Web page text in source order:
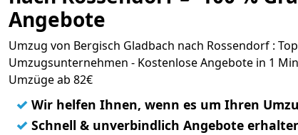
Angebote
Umzug von Bergisch Gladbach nach Rossendorf :
Umzugsunternehmen - Kostenlose Angebote in 1
Umzüge ab 82€
✓ Wir helfen Ihnen, wenn es um Ihren
✓ Schnell & unverbindlich Angebote